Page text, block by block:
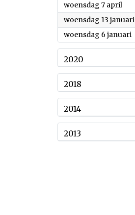
woensdag 7 april
woensdag 13 januari
woensdag 6 januari
2020
2018
2014
2013